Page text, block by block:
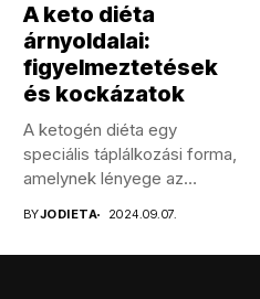
A keto diéta
árnyoldalai:
figyelmeztetések
és kockázatok
A ketogén diéta egy
speciális táplálkozási forma,
amelynek lényege az
BYJODIETA 2024.09.07.